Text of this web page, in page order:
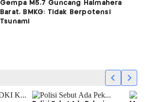
Gempa M5,7 Guncang Halmahera
Barat, BMKG: Tidak Berpotensi
Tsunami